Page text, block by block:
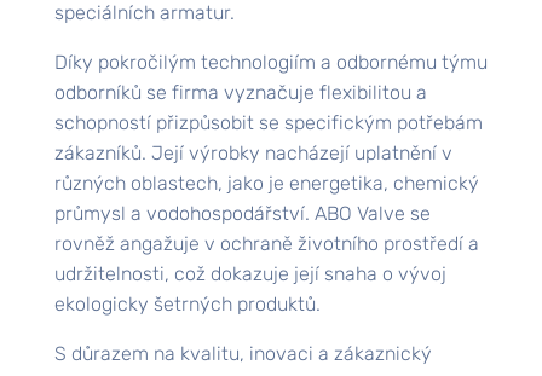
speciálních armatur.
Díky pokročilým technologiím a odbornému týmu
odborníků se firma vyznačuje flexibilitou a
schopností přizpůsobit se specifickým potřebám
zákazníků. Její výrobky nacházejí uplatnění v
různých oblastech, jako je energetika, chemický
průmysl a vodohospodářství. ABO Valve se
rovněž angažuje v ochraně životního prostředí a
udržitelnosti, což dokazuje její snaha o vývoj
ekologicky šetrných produktů.
S důrazem na kvalitu, inovaci a zákaznický